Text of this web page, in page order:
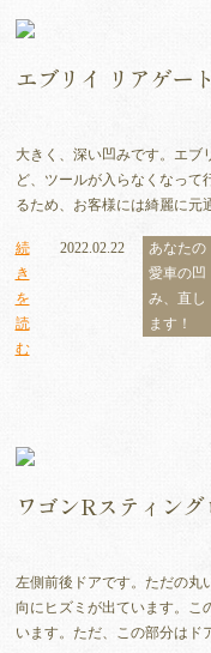
エブリイ リアゲー
大きく、深い凹みです。エブ
ど、ツールが入らなくなって
るため、お客様には綺麗に元
続
き
を
読
む
2022.02.22
あなたの
愛車の凹
み、直し
ます！
ワゴンRスティン
左側前後ドアです。ただの丸
向にヒズミが出ています。こ
います。ただ、この部分はド